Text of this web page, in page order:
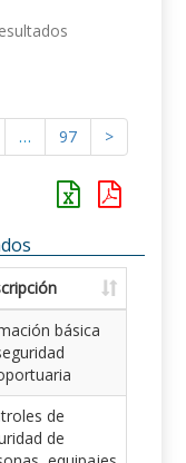
… 97 >
básica
de
de